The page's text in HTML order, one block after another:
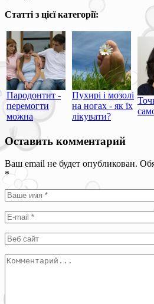
Статті з цієї категорії:
Пародонтит -
перемогти
можна
Пухирі і мозолі
на ногах - як їх
лікувати?
Оставить комментарий
Ваш email не будет опубликован.
*